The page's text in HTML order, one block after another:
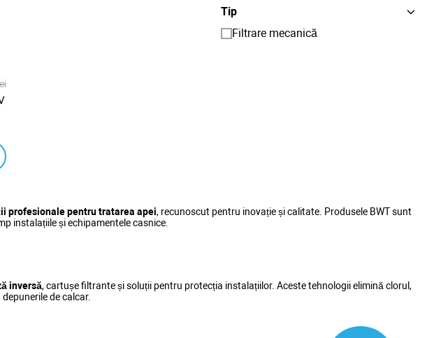
Tip
Filtrare mecanică
profesionale pentru tratarea apei, recunoscut pentru inovație și calitate. Produsele BWT sunt
instalațiile și echipamentele casnice.
inversă, cartușe filtrante și soluții pentru protecția instalațiilor. Aceste tehnologii elimină clorul,
de calcar.